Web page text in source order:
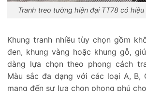
Tranh treo tường hiện đại TT78 có
Khung tranh nhiều tùy chọn gồm
đen, khung vàng hoặc khung gỗ,
dàng lựa chọn theo phong cách
Màu sắc đa dạng với các loại A, B,
mang đến sự lựa chọn phong phú